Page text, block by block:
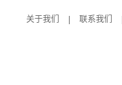
关于我们
联系我们